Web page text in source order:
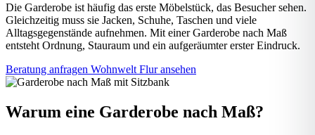
Die Garderobe ist häufig das erste Möbelstück, das Besucher sehen.
Gleichzeitig muss sie Jacken, Schuhe, Taschen und viele
Alltagsgegenstände aufnehmen. Mit einer Garderobe nach Maß
entsteht Ordnung, Stauraum und ein aufgeräumter erster Eindruck.
Beratung anfragen Wohnwelt Flur ansehen
Warum eine Garderobe nach Maß?